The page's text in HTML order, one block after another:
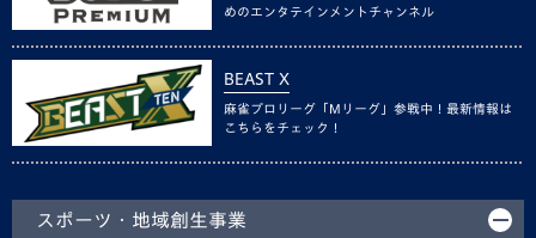
めのエンタテインメントチャンネル
BEAST X
麻雀プロリーグ「Mリーグ」参戦中！最新情報は
こちらをチェック！
スポーツ・地域創生事業